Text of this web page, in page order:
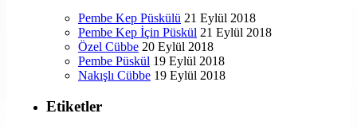
Pembe Kep Püskülü 21 Eylül 2018
Pembe Kep İçin Püskül 21 Eylül 2018
Özel Cübbe 20 Eylül 2018
Pembe Püskül 19 Eylül 2018
Nakışlı Cübbe 19 Eylül 2018
Etiketler